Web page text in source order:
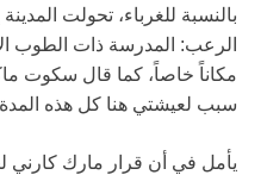
بالنسبة للغرباء، تحولت
الرعب: المدرسة ذات الطوب
مكاناً خاصاً، كما قال سكوت
سبب لعيشتي هنا كل هذه